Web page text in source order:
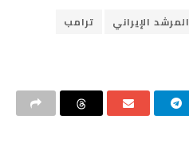
المرشد الإيراني
ترامب